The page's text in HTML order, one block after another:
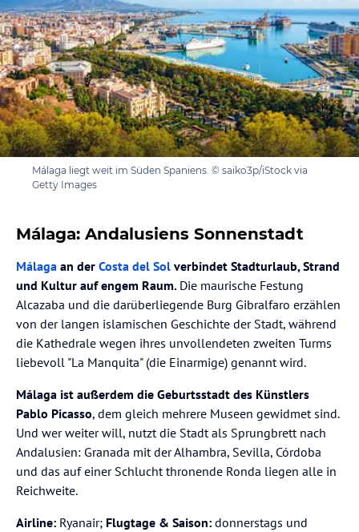
Málaga liegt weit im Süden Spaniens. © saiko3p/iStock via
Getty Images
Málaga: Andalusiens Sonnenstadt
Málaga an der Costa del Sol verbindet Stadturlaub, Strand
und Kultur auf engem Raum. Die maurische Festung
Alcazaba und die darüberliegende Burg Gibralfaro erzählen
von der langen islamischen Geschichte der Stadt, während
die Kathedrale wegen ihres unvollendeten zweiten Turms
liebevoll "La Manquita" (die Einarmige) genannt wird.
Málaga ist außerdem die Geburtsstadt des Künstlers
Pablo Picasso, dem gleich mehrere Museen gewidmet sind.
Und wer weiter will, nutzt die Stadt als Sprungbrett nach
Andalusien: Granada mit der Alhambra, Sevilla, Córdoba
und das auf einer Schlucht thronende Ronda liegen alle in
Reichweite.
Airline: Ryanair; Flugtage & Saison: donnerstags und